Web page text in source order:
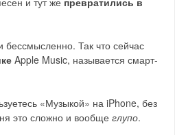
бессмысленно. Так что сейчас
Apple Music, называется смарт-
«Музыкой» на iPhone, без
это сложно и вообщеглупо.